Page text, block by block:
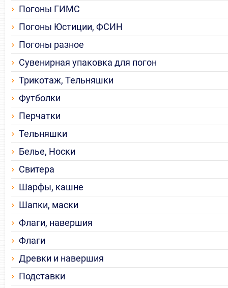
Погоны ГИМС
Погоны Юстиции, ФСИН
Погоны разное
Сувенирная упаковка для погон
Трикотаж, Тельняшки
Футболки
Перчатки
Тельняшки
Белье, Носки
Свитера
Шарфы, кашне
Шапки, маски
Флаги, навершия
Флаги
Древки и навершия
Подставки